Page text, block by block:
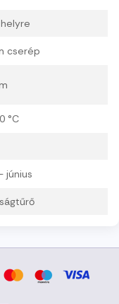
cserép
°C
június